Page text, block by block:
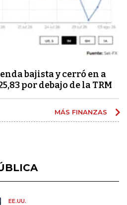
bajista y cerró en a
por debajo de la TRM
MÁS FINANZAS
EE.UU.